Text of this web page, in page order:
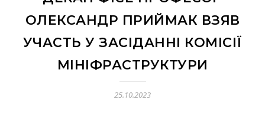
ОЛЕКСАНДР ПРИЙМАК ВЗЯВ
УЧАСТЬ У ЗАСІДАННІ КОМІСІЇ
МІНІФРАСТРУКТУРИ
25.10.2023